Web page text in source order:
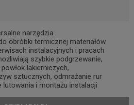
narzędzia
obróbki termicznej materiałów
instalacyjnych i pracach
szybkie podgrzewanie,
lakierniczych,
sztucznych, odmrażanie rur
lutowania i montażu instalacji
precyzyjnie dopasować